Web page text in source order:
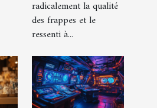
radicalement la qualité
des frappes et le
ressenti à...